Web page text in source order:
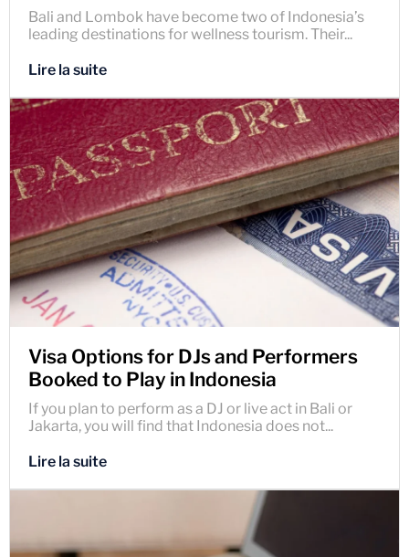
Bali and Lombok have become two of Indonesia’s
leading destinations for wellness tourism. Their...
Lire la suite
Visa Options for DJs and Performers
Booked to Play in Indonesia
If you plan to perform as a DJ or live act in Bali or
Jakarta, you will find that Indonesia does not...
Lire la suite